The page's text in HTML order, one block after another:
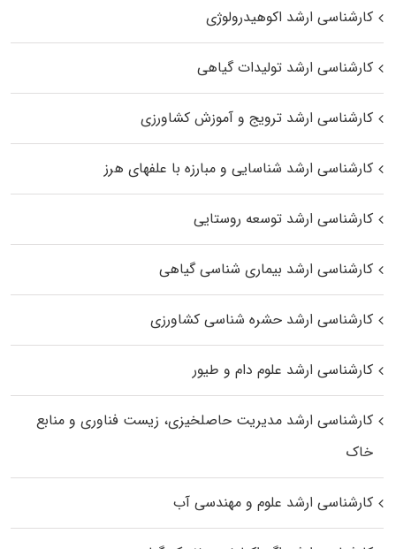
کارشناسی ارشد اکوهیدرولوژی
کارشناسی ارشد تولیدات گیاهی
کارشناسی ارشد ترویج و آموزش کشاورزی
کارشناسی ارشد شناسایی و مبارزه با علفهای هرز
کارشناسی ارشد توسعه روستایی
کارشناسی ارشد بیماری‌ شناسی گیاهی
کارشناسی ارشد حشره‌ شناسی کشاورزی
کارشناسی ارشد علوم دام و طیور
کارشناسی ارشد مدیریت حاصلخیزی، زیست فناوری و منابع
خاک
کارشناسی ارشد علوم و مهندسی آب